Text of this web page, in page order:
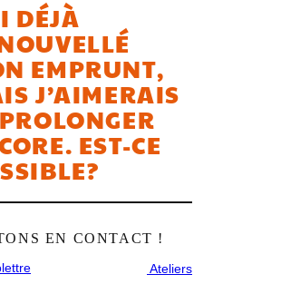
DÉJÀ
EMPRUNT,
J’AIMERAIS
EST-CE
EN CONTACT !
Ateliers